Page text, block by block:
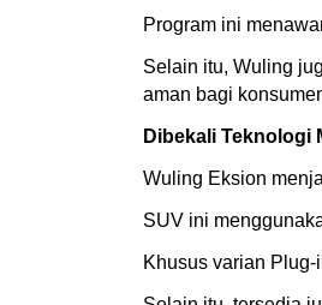
Program ini
Selain itu, Wuling
aman bagi
Dibekali Teknologi
Wuling Eksion
SUV ini
Khusus varian